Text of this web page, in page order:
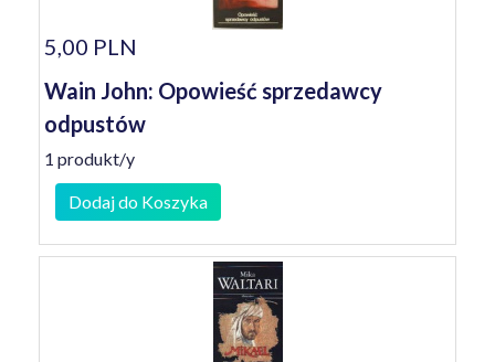
5,00 PLN
Wain John: Opowieść sprzedawcy
odpustów
1 produkt/y
Dodaj do Koszyka